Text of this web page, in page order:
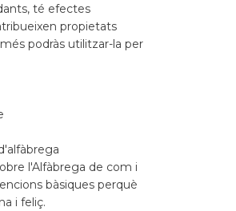
té efectes
propietats
podràs utilitzar-la per
l'Alfàbrega de com i
bàsiques perquè
i feliç.